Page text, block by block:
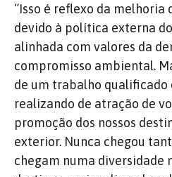
“Isso é reflexo da melhoria
devido à política externa
alinhada com valores da
compromisso ambiental.
de um trabalho qualificado
realizando de atração de
promoção dos nossos
exterior. Nunca chegou
chegam numa diversidade